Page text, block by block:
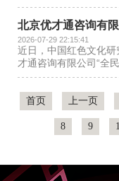
北京优才通咨询有
2026-07-29 22:15:41
近日，中国红色文化
才通咨询有限公司“全
首页 上一页
8 9